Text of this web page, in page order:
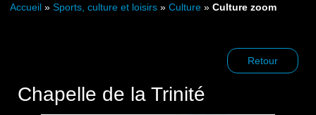
Accueil » Sports, culture et loisirs » Culture » Culture zoom
Retour
Chapelle de la Trinité